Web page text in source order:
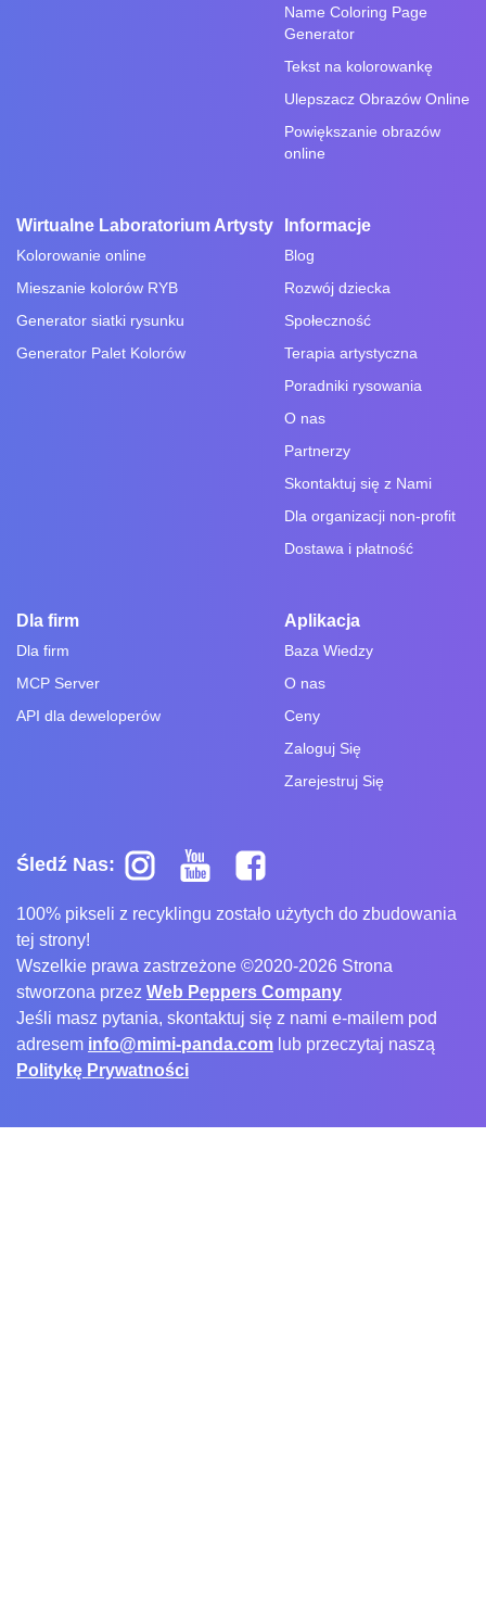
Name Coloring Page
Generator
Tekst na kolorowankę
Ulepszacz Obrazów Online
Powiększanie obrazów
online
Wirtualne Laboratorium Artysty
Kolorowanie online
Mieszanie kolorów RYB
Generator siatki rysunku
Generator Palet Kolorów
Informacje
Blog
Rozwój dziecka
Społeczność
Terapia artystyczna
Poradniki rysowania
O nas
Partnerzy
Skontaktuj się z Nami
Dla organizacji non-profit
Dostawa i płatność
Dla firm
Dla firm
MCP Server
API dla deweloperów
Aplikacja
Baza Wiedzy
O nas
Ceny
Zaloguj Się
Zarejestruj Się
Śledź Nas:
100% pikseli z recyklingu zostało użytych do zbudowania
tej strony!
Wszelkie prawa zastrzeżone ©2020-2026 Strona
stworzona przez Web Peppers Company
Jeśli masz pytania, skontaktuj się z nami e-mailem pod
adresem info@mimi-panda.com lub przeczytaj naszą
Politykę Prywatności